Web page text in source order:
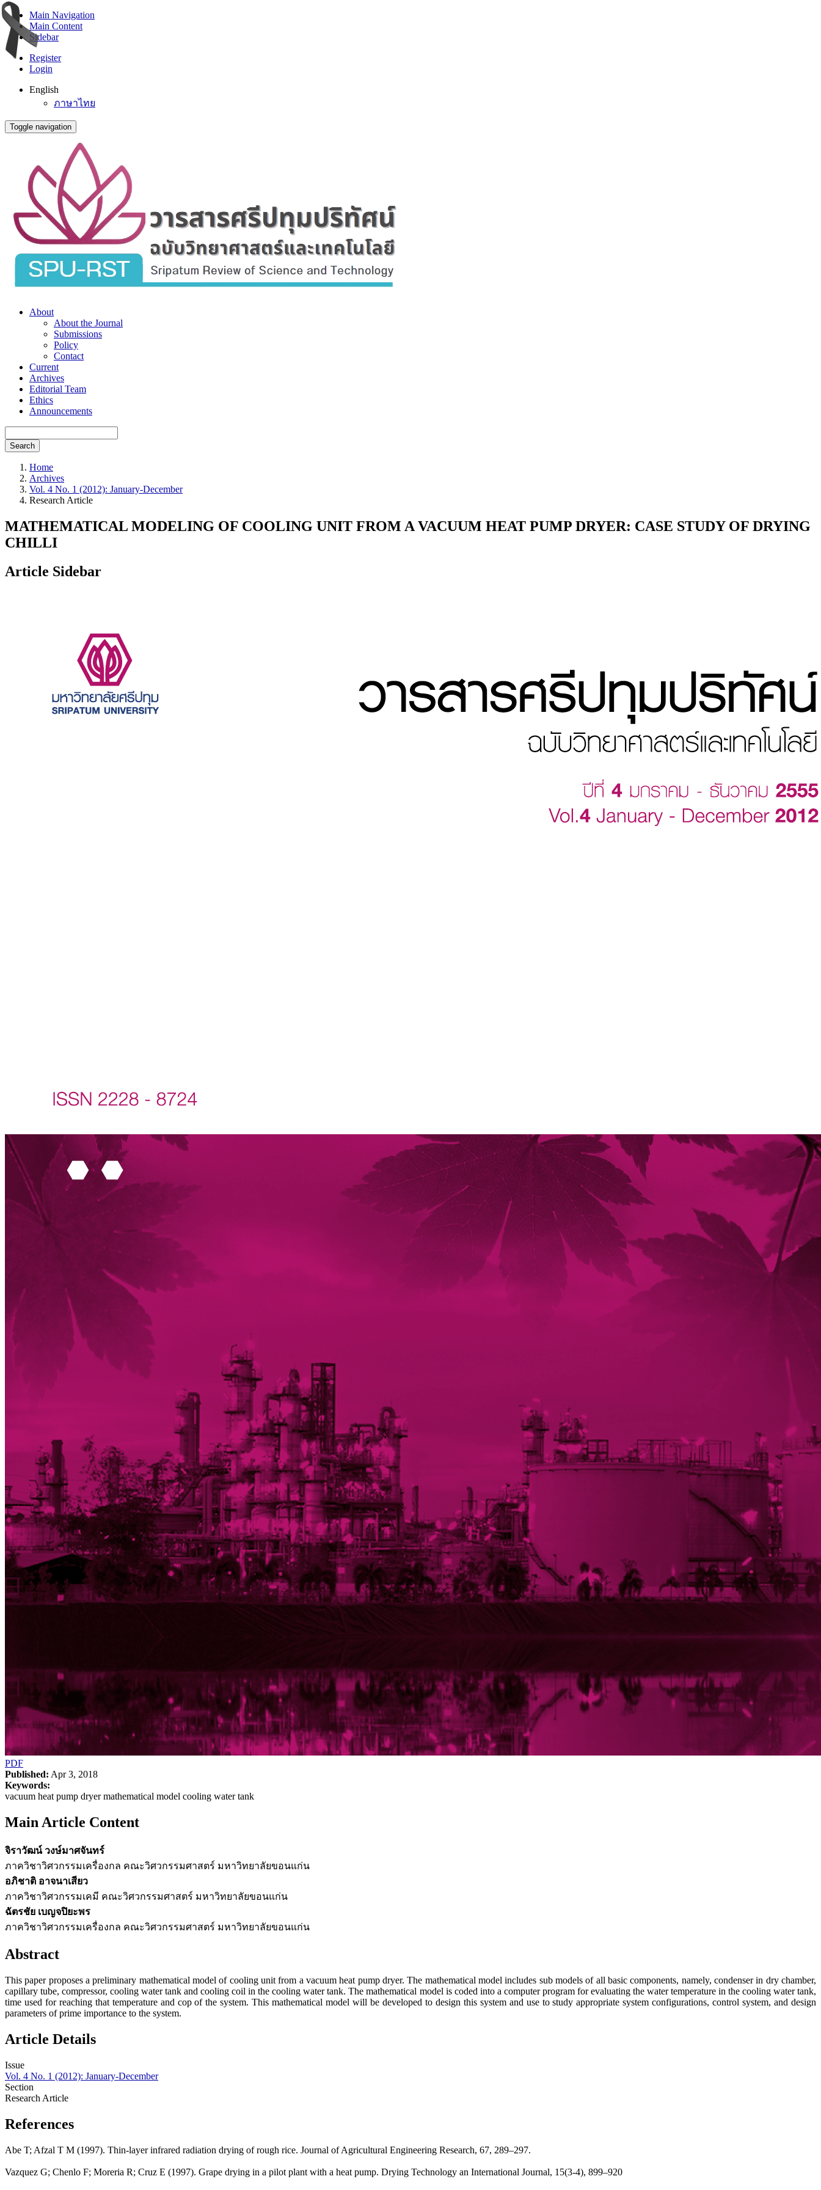
Main Navigation
Main Content
Sidebar
Register
Login
English
ภาษาไทย
Toggle navigation
About
About the Journal
Submissions
Policy
Contact
Current
Archives
Editorial Team
Ethics
Announcements
Search
Home
Archives
Vol. 4 No. 1 (2012): January-December
Research Article
MATHEMATICAL MODELING OF COOLING UNIT FROM A VACUUM HEAT PUMP DRYER: CASE STUDY OF DRYING
CHILLI
Article Sidebar
PDF
Published: Apr 3, 2018
Keywords:
vacuum heat pump dryer mathematical model cooling water tank
Main Article Content
จิราวัฒน์ วงษ์มาศจันทร์
ภาควิชาวิศวกรรมเครื่องกล คณะวิศวกรรมศาสตร์ มหาวิทยาลัยขอนแก่น
อภิชาติ อาจนาเสียว
ภาควิชาวิศวกรรมเคมี คณะวิศวกรรมศาสตร์ มหาวิทยาลัยขอนแก่น
ฉัตรชัย เบญจปิยะพร
ภาควิชาวิศวกรรมเครื่องกล คณะวิศวกรรมศาสตร์ มหาวิทยาลัยขอนแก่น
Abstract
This paper proposes a preliminary mathematical model of cooling unit from a vacuum heat pump dryer. The mathematical model includes sub models of all basic components, namely, condenser in dry chamber,
capillary tube, compressor, cooling water tank and cooling coil in the cooling water tank. The mathematical model is coded into a computer program for evaluating the water temperature in the cooling water tank,
time used for reaching that temperature and cop of the system. This mathematical model will be developed to design this system and use to study appropriate system configurations, control system, and design
parameters of prime importance to the system.
Article Details
Issue
Vol. 4 No. 1 (2012): January-December
Section
Research Article
References
Abe T; Afzal T M (1997). Thin-layer infrared radiation drying of rough rice. Journal of Agricultural Engineering Research, 67, 289–297.
Vazquez G; Chenlo F; Moreria R; Cruz E (1997). Grape drying in a pilot plant with a heat pump. Drying Technology an International Journal, 15(3-4), 899–920